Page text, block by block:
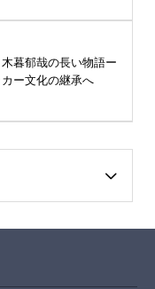
暮郁哉の長い物語ー
ー文化の継承へ